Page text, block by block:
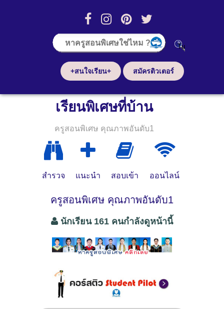
+สนใจเรียน+ สมัครติวเตอร์
เรียนพิเศษที่บ้าน
ครูสอนพิเศษ คุณภาพอันดับ1
สำรวจ แนะนำ สอบเข้า ออนไลน์
ครูสอนพิเศษ คุณภาพอันดับ1
นักเรียน 161 คนกำลังดูหน้านี้